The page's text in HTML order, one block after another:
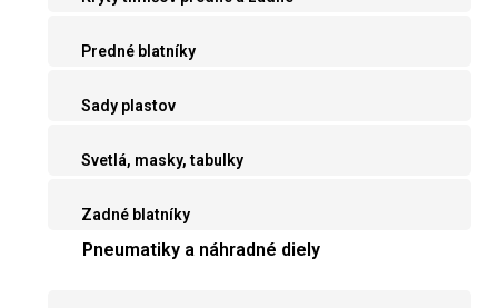
Predné blatníky
Sady plastov
Svetlá, masky, tabulky
Zadné blatníky
Pneumatiky a náhradné diely